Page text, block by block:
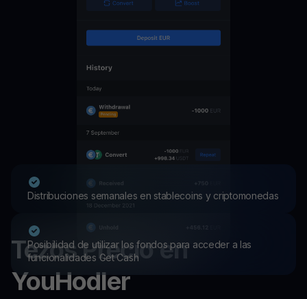
Distribuciones semanales en stablecoins y criptomonedas
Posibilidad de utilizar los fondos para acceder a las
funcionalidades Get Cash
TezosPrecio en
YouHodler